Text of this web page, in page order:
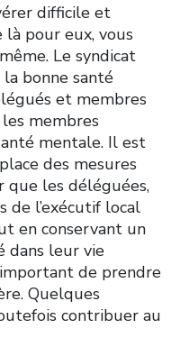
difficile et
pour eux, vous
Le syndicat
bonne santé
et membres
membres
mentale. Il est
des mesures
les déléguées,
de l’exécutif local
en conservant un
dans leur vie
de prendre
Quelques
contribuer au